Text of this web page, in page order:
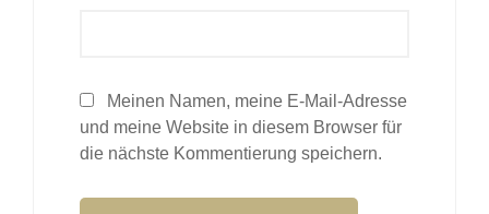
Meinen Namen, meine E-Mail-Adresse
und meine Website in diesem Browser für
die nächste Kommentierung speichern.